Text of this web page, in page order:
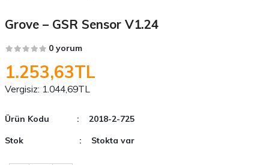
Grove – GSR Sensor V1.24
0 yorum
1.253,63TL
Vergisiz: 1.044,69TL
Ürün Kodu
: 2018-2-725
Stok
: Stokta var